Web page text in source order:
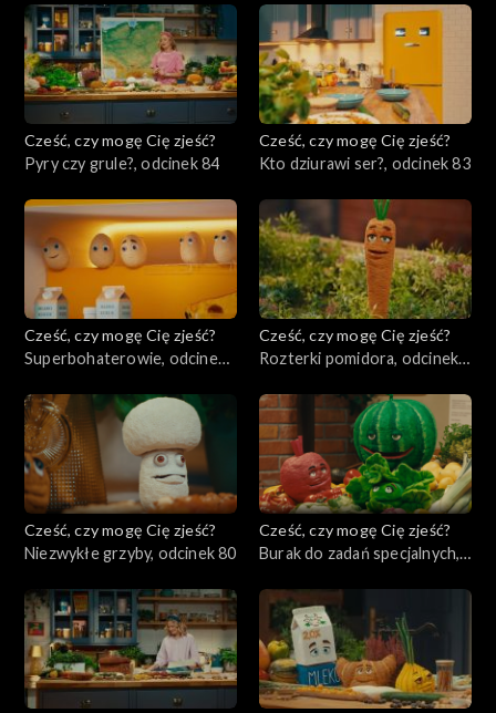
Cześć, czy mogę Cię zjeść?
Pyry czy grule?, odcinek 84
Cześć, czy mogę Cię zjeść?
Kto dziurawi ser?, odcinek 83
Cześć, czy mogę Cię zjeść?
Superbohaterowie, odcinek
Cześć, czy mogę Cię zjeść?
Rozterki pomidora, odcinek
Cześć, czy mogę Cię zjeść?
Niezwykłe grzyby, odcinek 80
Cześć, czy mogę Cię zjeść?
Burak do zadań specjalnych,